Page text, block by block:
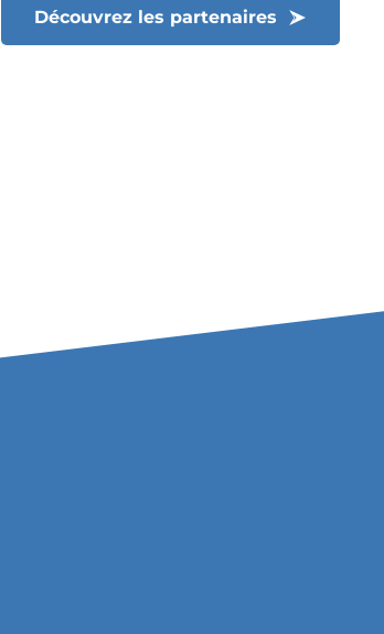
Découvrez les partenaires